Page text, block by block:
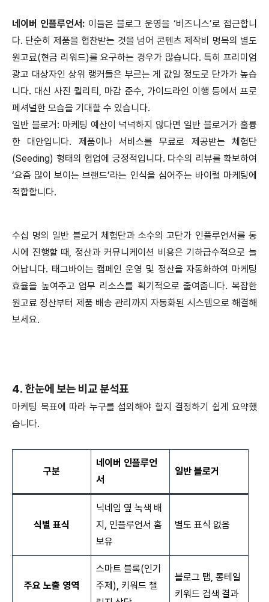
네이버 인플루언서: 이들은 블로그 운영을 ‘비즈니스’로 접근합니
다. 단순히 제품을 협찬받는 것을 넘어 콘텐츠 제작비 명목의 별도
원고료(현금 리워드)를 요구하는 경우가 많습니다. 특히 프리미엄
광고 대상자인 상위 랭커들은 부르는 게 값일 정도로 단가가 높습
니다. 대신 사진 퀄리티, 마감 준수, 가이드라인 이행 등에서 프로
페셔널한 모습을 기대할 수 있습니다.
일반 블로거: 마케팅 예산이 넉넉하지 않다면 일반 블로거가 훌륭
한 대안입니다. 제품이나 서비스를 무료로 제공받는 체험단
(Seeding) 형태의 협업에 긍정적입니다. 다수의 리뷰를 확보하여
‘요즘 많이 보이는 브랜드’라는 인식을 심어주는 바이럴 마케팅에
적합합니다.
수십 명의 일반 블로거 체험단과 소수의 고단가 인플루언서를 동
시에 진행할 때, 정산과 커뮤니케이션 비용은 기하급수적으로 늘
어납니다. 태그바이는 캠페인 운영 및 정산을 자동화하여 마케팅
효율을 높여주고 업무 리소스를 획기적으로 줄여줍니다. 복잡한
원고료 정산부터 제품 배송 관리까지 자동화된 시스템으로 해결해
보세요.
4. 한눈에 보는 비교 분석표
마케팅 목표에 따라 누구를 섭외해야 할지 결정하기 쉽게 요약했
습니다.
구분
네이버 인플루언
서
일반 블로거
식별 표식
닉네임 옆 녹색 배
지, 인플루언서 홈
보유
별도 표식 없음
주요 노출 영역
스마트 블록(인기
주제), 키워드 챌
블로그 탭, 롱테일
키워드 검색 결과